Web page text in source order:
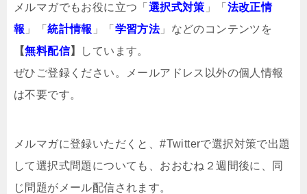
メルマガでもお役に立つ「 選択式対策 」「 法改正情
報 」「統計情報 」「 学習方法」などのコンテンツを
【無料配信】
しています。
ぜひご登録ください。メールアドレス以外の個人情報
は不要です。
メルマガに登録いただくと、#Twitterで選択対策で出題
して選択式問題についても、おおむね２週間後に、同
じ問題がメール配信されます。